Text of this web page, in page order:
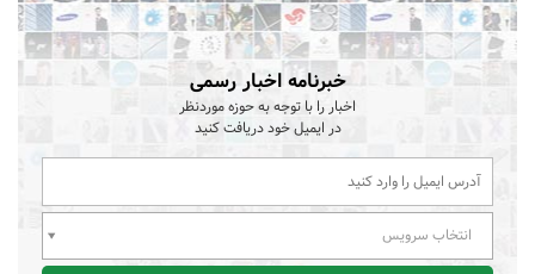
خبرنامه اخبار رسمی
اخبار را با توجه به حوزه موردنظر
در ایمیل خود دریافت کنید
انتخاب سرویس